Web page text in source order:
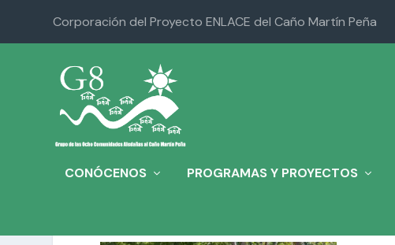
Corporación del Proyecto ENLACE del Caño Martín Peña
CONÓCENOS PROGRAMAS Y PROYECTOS